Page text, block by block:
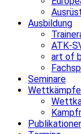
Ausbildung
ATK-
art of
Seminare
Wettkämpfe